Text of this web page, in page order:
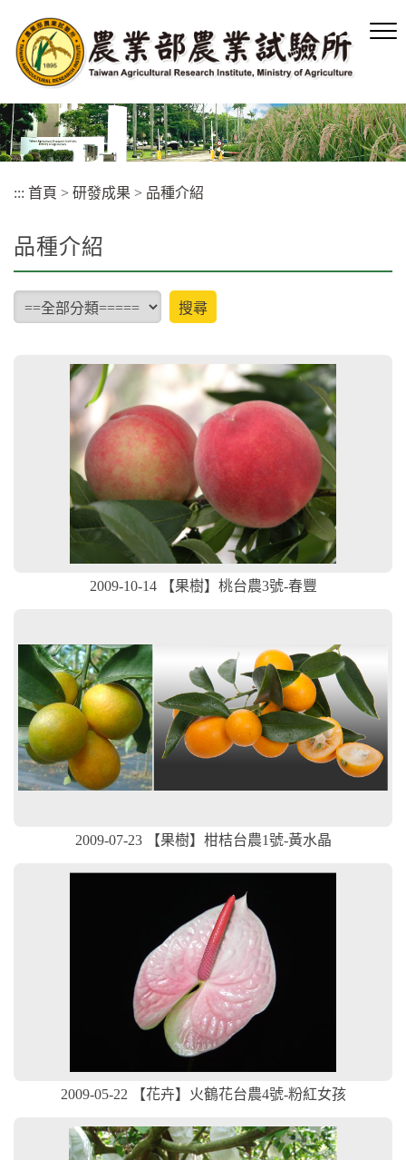
容
區
塊
::: 首頁 > 研發成果 > 品種介紹
品種介紹
type 搜尋
2009-10-14 【果樹】桃台農3號-春豐
2009-07-23 【果樹】柑桔台農1號-黃水晶
2009-05-22 【花卉】火鶴花台農4號-粉紅女孩